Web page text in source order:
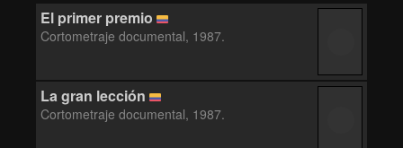
El primer premio
Cortometraje documental, 1987.
La gran lección
Cortometraje documental, 1987.